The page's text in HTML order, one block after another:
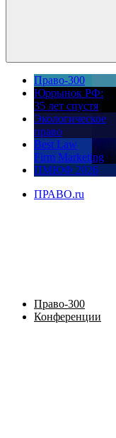
Право-300
Юррынок РФ:
35 лет спустя
Экологическое
право
Best Law
Firm Marketing
ПМЮФ 2026
ПРАВО.ru
Право-300
Конференции